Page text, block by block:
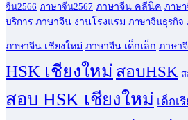
จีน2566 ภาษาจีน2567 ภาษาจีน คลีนิค ภาษ
บริการ ภาษาจีน งานโรงแรม ภาษาจีนธุรกิจ
ภาษาจีน เชียงใหม่ ภาษาจีน เด็กเล็ก ภาษา
HSK เชียงใหม่ สอบHSK
สอบ HSK เชียงใหม่ เด็กเ